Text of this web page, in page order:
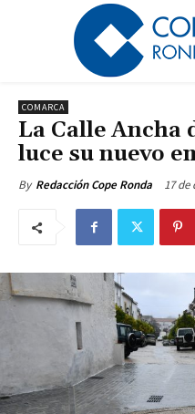
COMARCA
La Calle Ancha
luce su nuevo
By Redacción Cope Ronda 17 de